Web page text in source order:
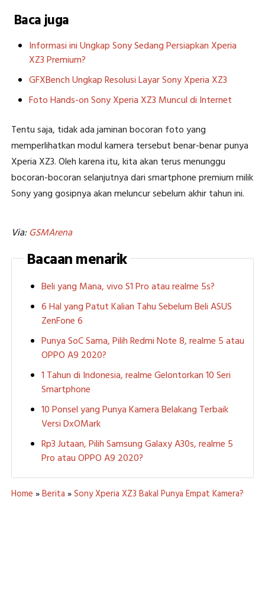
Baca juga
Informasi ini Ungkap Sony Sedang Persiapkan Xperia
XZ3 Premium?
GFXBench Ungkap Resolusi Layar Sony Xperia XZ3
Foto Hands-on Sony Xperia XZ3 Muncul di Internet
Tentu saja, tidak ada jaminan bocoran foto yang
memperlihatkan modul kamera tersebut benar-benar punya
Xperia XZ3. Oleh karena itu, kita akan terus menunggu
bocoran-bocoran selanjutnya dari smartphone premium milik
Sony yang gosipnya akan meluncur sebelum akhir tahun ini.
Via:GSMArena
Bacaan menarik
Beli yang Mana, vivo S1 Pro atau realme 5s?
6 Hal yang Patut Kalian Tahu Sebelum Beli ASUS
ZenFone 6
Punya SoC Sama, Pilih Redmi Note 8, realme 5 atau
OPPO A9 2020?
1 Tahun di Indonesia, realme Gelontorkan 10 Seri
Smartphone
10 Ponsel yang Punya Kamera Belakang Terbaik
Versi DxOMark
Rp3 Jutaan, Pilih Samsung Galaxy A30s, realme 5
Pro atau OPPO A9 2020?
Home »Berita »Sony Xperia XZ3 Bakal Punya Empat Kamera?